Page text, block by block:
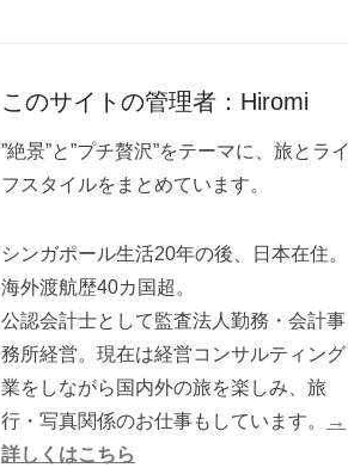
このサイトの管理者：Hiromi
”絶景”と”プチ贅沢”をテーマに、旅とライ
フスタイルをまとめています。
シンガポール生活20年の後、日本在住。
海外渡航歴40カ国超。
公認会計士として監査法人勤務・会計事
務所経営。現在は経営コンサルティング
業をしながら国内外の旅を楽しみ、旅
行・写真関係のお仕事もしています。
→
詳しくはこちら